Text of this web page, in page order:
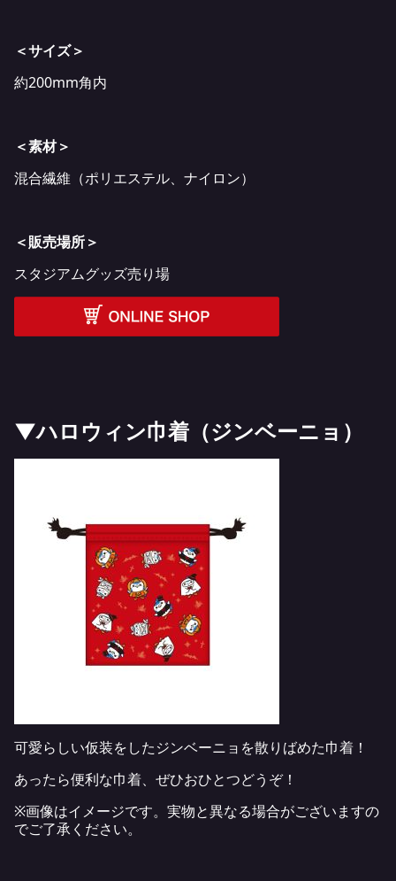
＜サイズ＞
約200mm角内
＜素材＞
混合繊維（ポリエステル、ナイロン）
＜販売場所＞
スタジアムグッズ売り場
▼ハロウィン巾着（ジンベーニョ）
可愛らしい仮装をしたジンベーニョを散りばめた巾着！
あったら便利な巾着、ぜひおひとつどうぞ！
※画像はイメージです。実物と異なる場合がございますの
でご了承ください。